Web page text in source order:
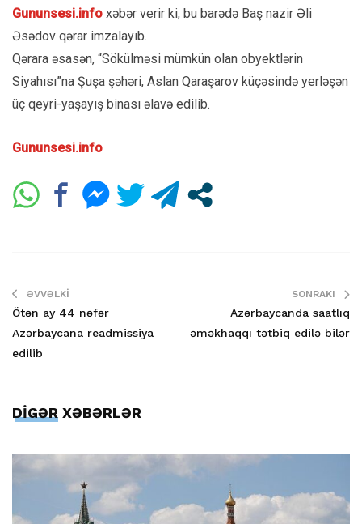
Gununsesi.info xəbər verir ki, bu barədə Baş nazir Əli
Əsədov qərar imzalayıb.
Qərara əsasən, “Sökülməsi mümkün olan obyektlərin
Siyahısı”na Şuşa şəhəri, Aslan Qaraşarov küçəsində yerləşən
üç qeyri-yaşayış binası əlavə edilib.
Gununsesi.info
ƏVVƏLKI
Ötən ay 44 nəfər
Azərbaycana readmissiya
edilib
SONRAKI
Azərbaycanda saatlıq
əməkhaqqı tətbiq edilə bilər
DİGƏR XƏBƏRLƏR